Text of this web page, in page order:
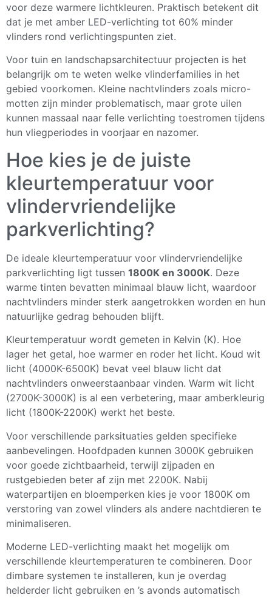
voor deze warmere lichtkleuren. Praktisch betekent dit
dat je met amber LED-verlichting tot 60% minder
vlinders rond verlichtingspunten ziet.
Voor tuin en landschapsarchitectuur projecten is het
belangrijk om te weten welke vlinderfamilies in het
gebied voorkomen. Kleine nachtvlinders zoals micro-
motten zijn minder problematisch, maar grote uilen
kunnen massaal naar felle verlichting toestromen tijdens
hun vliegperiodes in voorjaar en nazomer.
Hoe kies je de juiste
kleurtemperatuur voor
vlindervriendelijke
parkverlichting?
De ideale kleurtemperatuur voor vlindervriendelijke
parkverlichting ligt tussen 1800K en 3000K. Deze
warme tinten bevatten minimaal blauw licht, waardoor
nachtvlinders minder sterk aangetrokken worden en hun
natuurlijke gedrag behouden blijft.
Kleurtemperatuur wordt gemeten in Kelvin (K). Hoe
lager het getal, hoe warmer en roder het licht. Koud wit
licht (4000K-6500K) bevat veel blauw licht dat
nachtvlinders onweerstaanbaar vinden. Warm wit licht
(2700K-3000K) is al een verbetering, maar amberkleurig
licht (1800K-2200K) werkt het beste.
Voor verschillende parksituaties gelden specifieke
aanbevelingen. Hoofdpaden kunnen 3000K gebruiken
voor goede zichtbaarheid, terwijl zijpaden en
rustgebieden beter af zijn met 2200K. Nabij
waterpartijen en bloemperken kies je voor 1800K om
verstoring van zowel vlinders als andere nachtdieren te
minimaliseren.
Moderne LED-verlichting maakt het mogelijk om
verschillende kleurtemperaturen te combineren. Door
dimbare systemen te installeren, kun je overdag
helderder licht gebruiken en ’s avonds automatisch